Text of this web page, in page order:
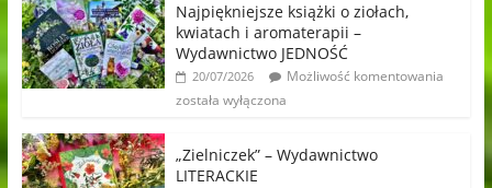
Najpiękniejsze książki o ziołach,
kwiatach i aromaterapii –
Wydawnictwo JEDNOŚĆ
20/07/2026
Możliwość komentowania
została wyłączona
„Zielniczek” – Wydawnictwo
LITERACKIE